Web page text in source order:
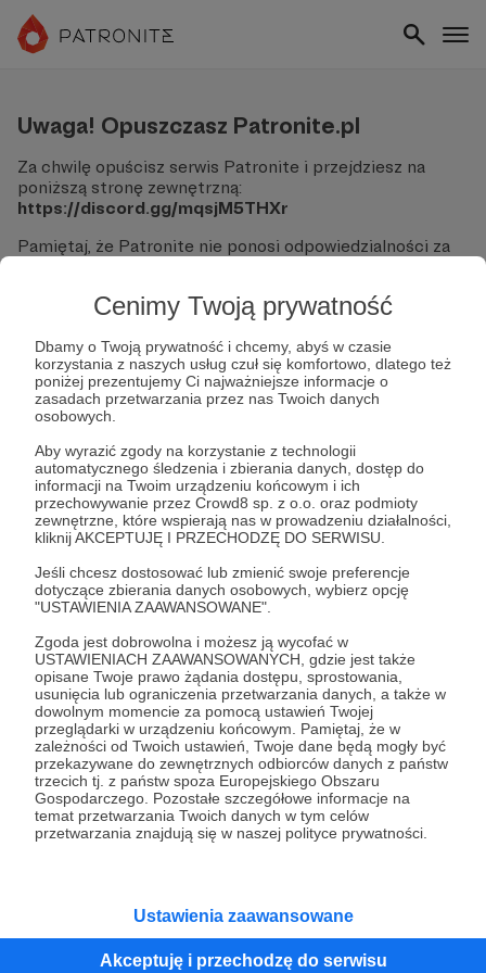
Cenimy Twoją prywatność
Dbamy o Twoją prywatność i chcemy, abyś w czasie
korzystania z naszych usług czuł się komfortowo, dlatego też
poniżej prezentujemy Ci najważniejsze informacje o
zasadach przetwarzania przez nas Twoich danych
osobowych.
Aby wyrazić zgody na korzystanie z technologii
automatycznego śledzenia i zbierania danych, dostęp do
informacji na Twoim urządzeniu końcowym i ich
przechowywanie przez Crowd8 sp. z o.o. oraz podmioty
zewnętrzne, które wspierają nas w prowadzeniu działalności,
kliknij AKCEPTUJĘ I PRZECHODZĘ DO SERWISU.
Jeśli chcesz dostosować lub zmienić swoje preferencje
dotyczące zbierania danych osobowych, wybierz opcję
"USTAWIENIA ZAAWANSOWANE".
Zgoda jest dobrowolna i możesz ją wycofać w
USTAWIENIACH ZAAWANSOWANYCH, gdzie jest także
opisane Twoje prawo żądania dostępu, sprostowania,
usunięcia lub ograniczenia przetwarzania danych, a także w
dowolnym momencie za pomocą ustawień Twojej
przeglądarki w urządzeniu końcowym. Pamiętaj, że w
zależności od Twoich ustawień, Twoje dane będą mogły być
przekazywane do zewnętrznych odbiorców danych z państw
trzecich tj. z państw spoza Europejskiego Obszaru
Gospodarczego. Pozostałe szczegółowe informacje na
temat przetwarzania Twoich danych w tym celów
przetwarzania znajdują się w naszej polityce prywatności.
Ustawienia zaawansowane
Akceptuję i przechodzę do serwisu
Uwaga! Opuszczasz Patronite.pl
Za chwilę opuścisz serwis Patronite i przejdziesz na
poniższą stronę zewnętrzną:
https://discord.gg/mqsjM5THXr
Pamiętaj, że Patronite nie ponosi odpowiedzialności za
Nie podawaj swoich danych logowania ani informacji
finansowych na podjerzanych stronach.
Sprawdź dokładnie adres URL, zanim klikniesz przycisk
"Tak, przejdź do strony".
Jeśli masz wątpliwości, wróć do Patronite i zweryfikuj
link.
Czy na pewno chcesz kontynuować?
Tak, przejdź do strony
Kategorie
O Patronite
Dodatkowe produkty
Pomoc
RegulaminPolityka prywatnościPatronite Commons
Unia Europejska